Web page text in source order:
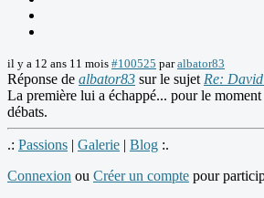
il y a 12 ans 11 mois #100525 paralbator83
Réponse de albator83 sur le sujet Re:
La première lui a échappé... pour le
débats.
.: Passions | Galerie | Blog :.
Connexion ou Créer un compte pour